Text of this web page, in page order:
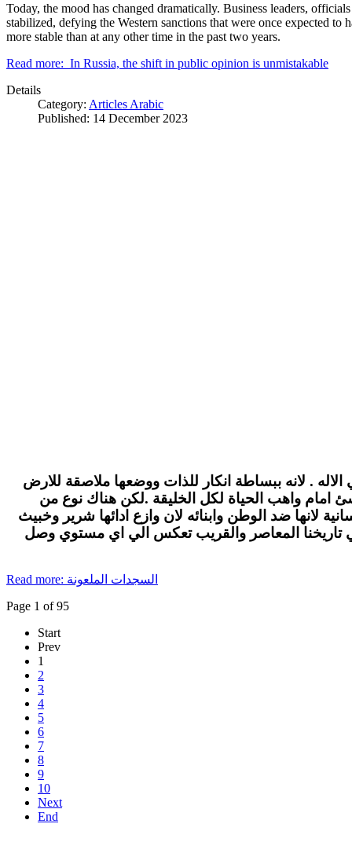
Today, the mood has changed dramatically. Business leaders,
stabilized, defying the Western sanctions that were once expected to
more stable than at any other time in the past two years.
Read more: In Russia, the shift in public opinion is unmistakable
Details
Category: Articles Arabic
Published: 14 December 2023
. لانه ببساطة انكار للذات ووضعها ملاصقة للارض
امام واهب الحياة لكل الخليقة .لكن هناك نوع من
لانها ضد الوطن وابنائه لان وازع ادائها شرير وخبيث
تاريخنا المعاصر والقريب تعكس الي اي مستوي وصل
Read more: السجدات الملعونة
Page 1 of 95
Start
Prev
1
2
3
4
5
6
7
8
9
10
Next
End